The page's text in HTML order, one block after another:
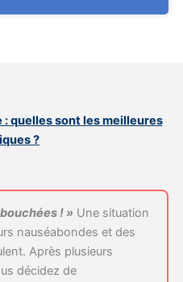
: quelles sont les meilleures
?
! » Une situation
nauséabondes et des
Après plusieurs
décidez de